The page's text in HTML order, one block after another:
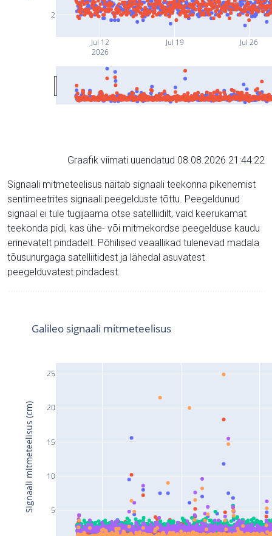
Jul 12
2026
Jul 19 Jul 26
2
Graafik viimati uuendatud 08.08.2026 21:44:22
Signaali mitmeteelisus näitab signaali teekonna pikenemist
sentimeetrites signaali peegelduste tõttu. Peegeldunud
signaal ei tule tugijaama otse satelliidilt, vaid keerukamat
teekonda pidi, kas ühe- või mitmekordse peegelduse kaudu
erinevatelt pindadelt. Põhilised veaallikad tulenevad madala
tõusunurgaga satelliitidest ja lähedal asuvatest
peegelduvatest pindadest.
5
10
15
20
25
Galileo signaali mitmeteelisus
Signaali mitmeteelisus (cm)